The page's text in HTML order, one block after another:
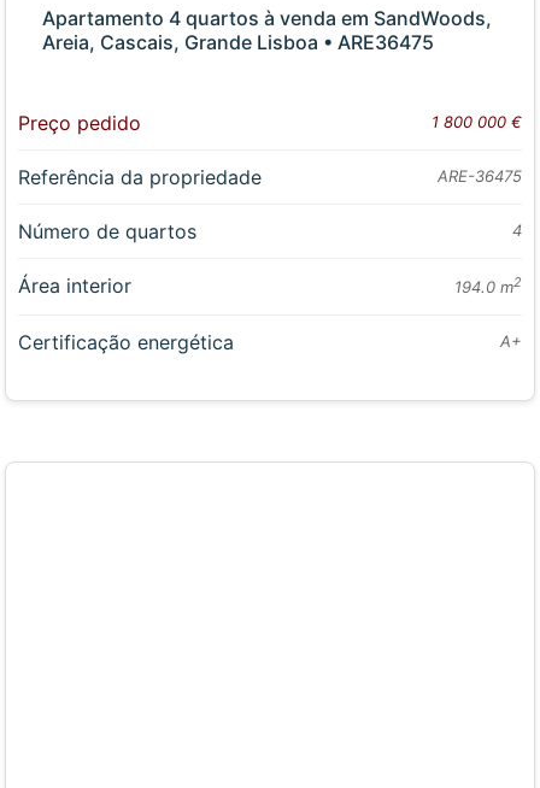
Apartamento 4 quartos à venda em SandWoods,
Areia, Cascais, Grande Lisboa • ARE36475
Preço pedido 1 800 000 €
Referência da propriedade ARE-36475
Número de quartos 4
Área interior 194.0 m2
Certificação energética A+